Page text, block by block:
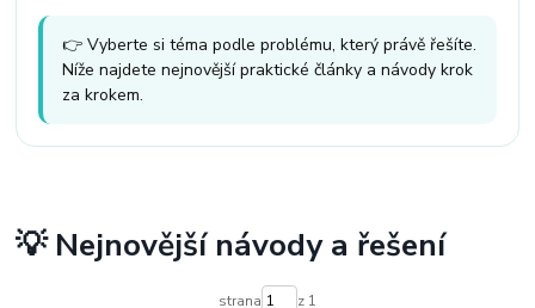
👉 Vyberte si téma podle problému, který právě řešíte.
Níže najdete nejnovější praktické články a návody krok
za krokem.
💡 Nejnovější návody a řešení
strana z 1